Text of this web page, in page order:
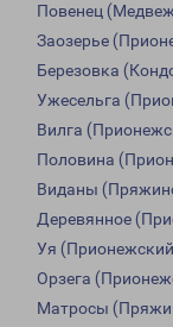
Повенец
Заозерье
Березовка
Ужесельга
Вилга
Половина
Виданы
Деревянное
Уя
Орзега
Матросы